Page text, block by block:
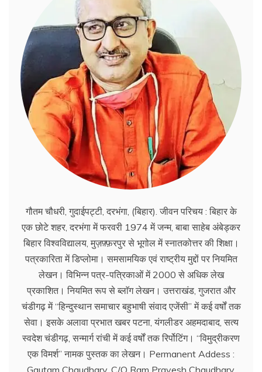
गौतम चौधरी, गुदाईपट्टी, दरभंगा, (बिहार). जीवन परिचय : बिहार के
एक छोटे शहर, दरभंगा में फरवरी 1974 में जन्म, बाबा साहेब अंबेड्कर
बिहार विश्वविद्यालय, मुज़फ़्फ़रपुर से भूगोल में स्नातकोत्तर की शिक्षा।
पत्रकारिता में डिप्लोमा। समसामयिक एवं राष्ट्रीय मुद्दों पर नियमित
लेखन। विभिन्न पत्र-पत्रिकाओं में 2000 से अधिक लेख
प्रकाशित। नियमित रूप से ब्लाॅग लेखन। उत्तराखंड, गुजरात और
चंडीगढ़ में ‘‘हिन्दुस्थान समाचार बहुभाषी संवाद एजेंसी’’ में कई वर्षों तक
सेवा। इसके अलावा प्रभात खबर पटना, यंगलीडर अहमदाबाद, सत्य
स्वदेश चंडीगढ़, सन्मार्ग रांची में कई वर्षों तक रिर्पोटिंग। ‘‘विमुद्रीकरण
एक विमर्श’’ नामक पुस्तक का लेखन। Permanent Addess :
Gautam Chaudhary, C/O Ram Pravesh Chaudhary,